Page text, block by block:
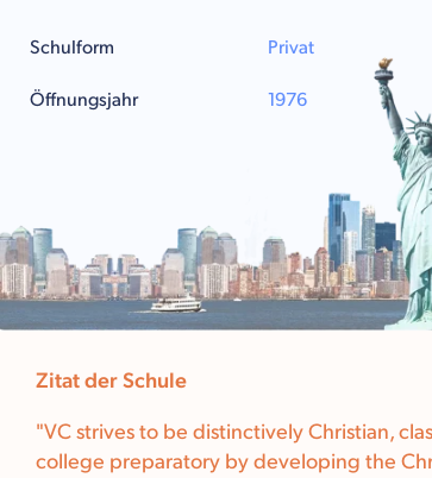
Schulform
Öffnungsjahr
Privat
1976
Zitat der Schule
"VC strives to be distinctively Christian,
college preparatory by developing the